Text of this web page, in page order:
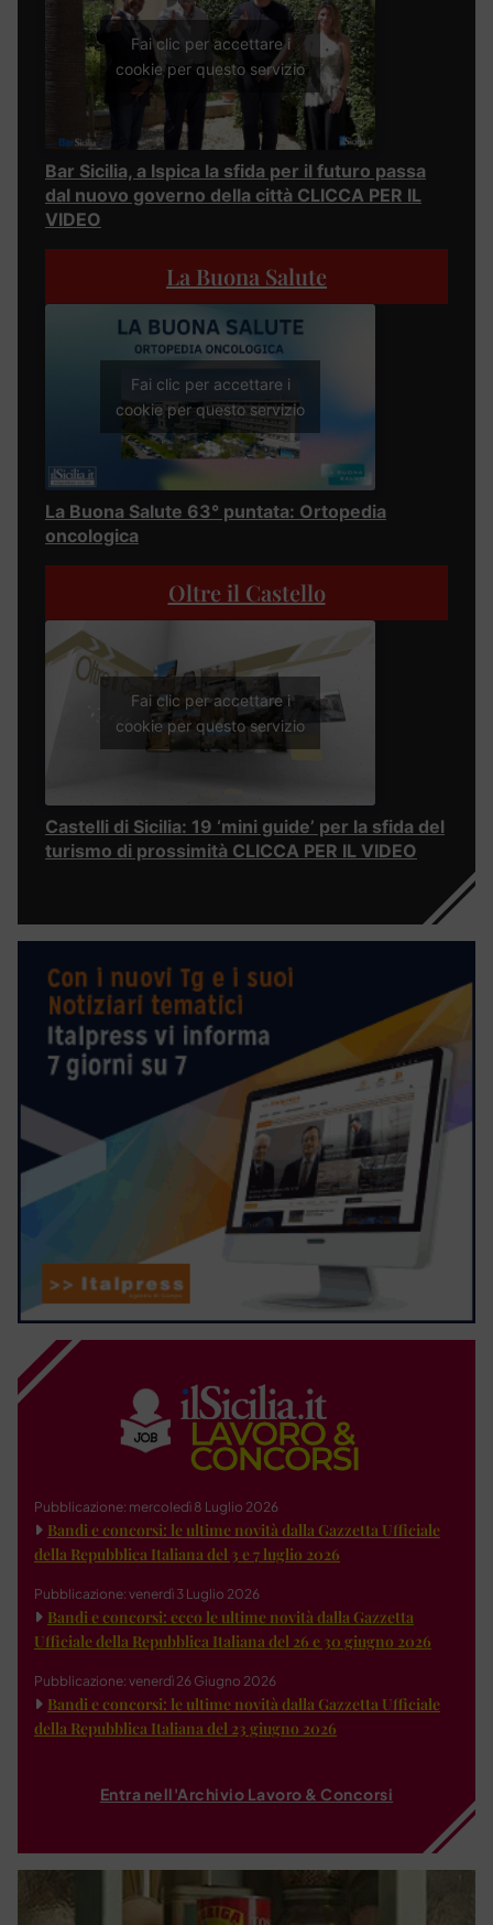
Fai clic per accettare i
cookie per questo servizio
Bar Sicilia, a Ispica la sfida per il futuro passa
dal nuovo governo della città CLICCA PER IL
VIDEO
La Buona Salute
Fai clic per accettare i
cookie per questo servizio
La Buona Salute 63° puntata: Ortopedia
oncologica
Oltre il Castello
Fai clic per accettare i
cookie per questo servizio
Castelli di Sicilia: 19 ‘mini guide’ per la sfida del
turismo di prossimità CLICCA PER IL VIDEO
Pubblicazione: mercoledì 8 Luglio 2026
Bandi e concorsi: le ultime novità dalla Gazzetta Ufficiale
della Repubblica Italiana del 3 e 7 luglio 2026
Pubblicazione: venerdì 3 Luglio 2026
Bandi e concorsi: ecco le ultime novità dalla Gazzetta
Ufficiale della Repubblica Italiana del 26 e 30 giugno 2026
Pubblicazione: venerdì 26 Giugno 2026
Bandi e concorsi: le ultime novità dalla Gazzetta Ufficiale
della Repubblica Italiana del 23 giugno 2026
Entra nell'Archivio Lavoro & Concorsi